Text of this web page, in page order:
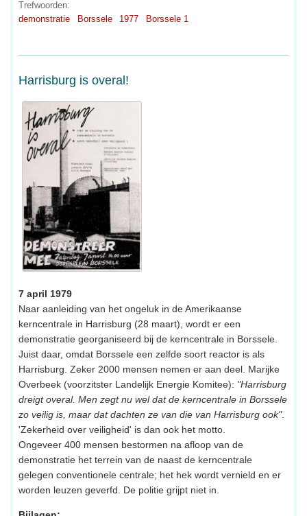
Trefwoorden:
demonstratie
Borssele 1977 Borssele 1
Harrisburg is overal!
7 april 1979
Naar aanleiding van het ongeluk in de Amerikaanse
kerncentrale in Harrisburg (28 maart), wordt er een
demonstratie georganiseerd bij de kerncentrale in Borssele.
Juist daar, omdat Borssele een zelfde soort reactor is als
Harrisburg. Zeker 2000 mensen nemen er aan deel. Marijke
Overbeek (voorzitster Landelijk Energie Komitee): "Harrisburg
dreigt overal. Men zegt nu wel dat de kerncentrale in Borssele
zo veilig is, maar dat dachten ze van die van Harrisburg ook".
'Zekerheid over veiligheid' is dan ook het motto.
Ongeveer 400 mensen bestormen na afloop van de
demonstratie het terrein van de naast de kerncentrale
gelegen conventionele centrale; het hek wordt vernield en er
worden leuzen geverfd. De politie grijpt niet in.